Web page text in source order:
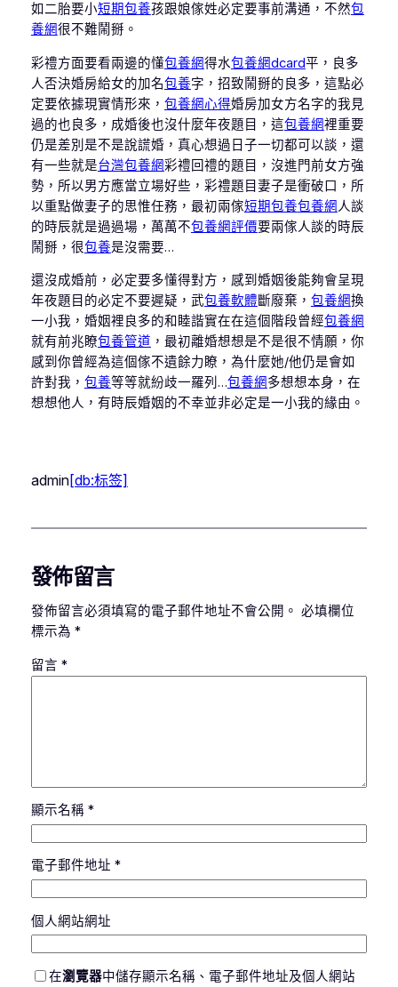
如二胎要小短期包養孩跟娘傢姓必定要事前溝通，不然包
養網很不難鬧掰。
彩禮方面要看兩邊的懂包養網得水包養網dcard平，良多
人否決婚房給女的加名包養字，招致鬧掰的良多，這點必
定要依據現實情形來， 包養網心得婚房加女方名字的我見
過的也良多，成婚後也沒什麼年夜題目，這包養網裡重要
仍是差別是不是說謊婚，真心想過日子一切都可以談，還
有一些就是台灣包養網彩禮回禮的題目，沒進門前女方強
勢，所以男方應當立場好些，彩禮題目妻子是衝破口，所
以重點做妻子的思惟任務，最初兩傢短期包養包養網人談
的時辰就是過過場，萬萬不包養網評價要兩傢人談的時辰
鬧掰，很包養是沒需要…
還沒成婚前，必定要多懂得對方，感到婚姻後能夠會呈現
年夜題目的必定不要遲疑，武包養軟體斷廢棄， 包養網換
一小我，婚姻裡良多的和睦諧實在在這個階段曾經包養網
就有前兆瞭包養管道 ，最初離婚想想是不是很不情願，你
感到你曾經為這個傢不遺餘力瞭，為什麼她/他仍是會如
許對我， 包養等等就紛歧一羅列…包養網多想想本身，在
想想他人，有時辰婚姻的不幸並非必定是一小我的緣由。
admin[db:标签]
發佈留言
發佈留言必須填寫的電子郵件地址不會公開。 必填欄位
標示為 *
留言 *
顯示名稱 *
電子郵件地址 *
個人網站網址
在瀏覽器中儲存顯示名稱、電子郵件地址及個人網站